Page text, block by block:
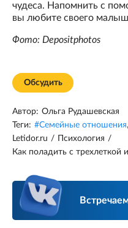
чудеса. Напомнить с
вы любите своего
Фото: Depositphotos
Обсудить
Автор: Ольга Рудашевская
Теги: #Семейные отношения,
Letidor.ru / Психология /
Как поладить с трехлеткой